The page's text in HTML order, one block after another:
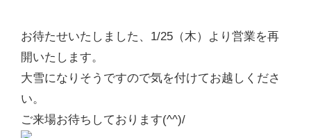
お待たせいたしました、1/25（木）より営業を再
開いたします。
大雪になりそうですので気を付けてお越しくださ
い。
ご来場お待ちしております(^^)/